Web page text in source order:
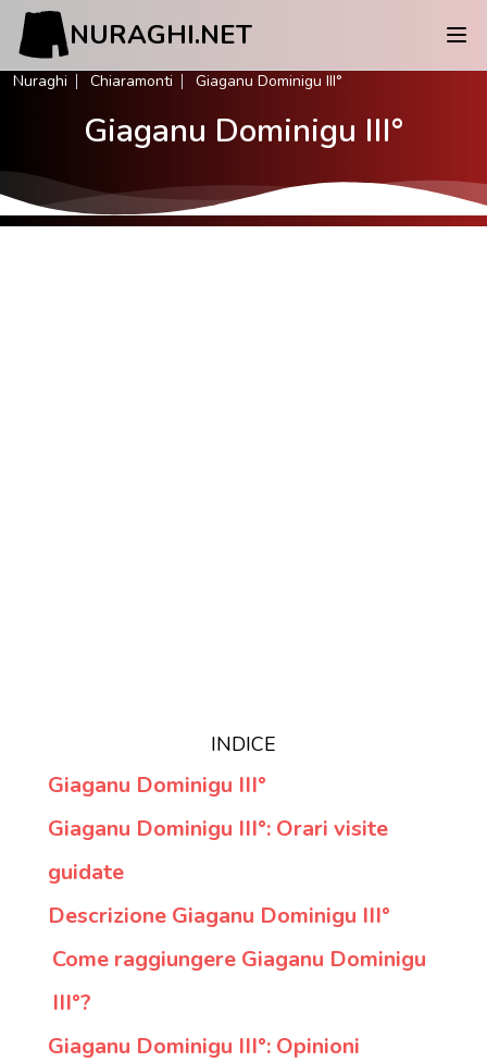
NURAGHI.NET
Nuraghi Chiaramonti Giaganu Dominigu III°
Giaganu Dominigu III°
INDICE
Giaganu Dominigu III°
Giaganu Dominigu III°: Orari visite
guidate
Descrizione Giaganu Dominigu III°
Come raggiungere Giaganu Dominigu
III°?
Giaganu Dominigu III°: Opinioni